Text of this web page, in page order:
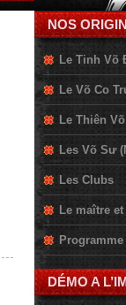
NOS
Le Tinh Võ
Le Võ Co
Le Thiên
Les Võ Sư
Les Clubs
Le maître
DÉMO A